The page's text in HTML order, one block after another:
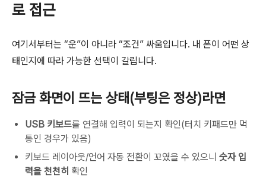
로 접근
여기서부터는 “운”이 아니라 “조건” 싸움입니다. 내 폰이 어떤 상
태인지에 따라 가능한 선택이 갈립니다.
잠금 화면이 뜨는 상태(부팅은 정상)라면
USB 키보드를 연결해 입력이 되는지 확인(터치 키패드만 먹
통인 경우가 있음)
키보드 레이아웃/언어 자동 전환이 꼬였을 수 있으니 숫자 입
력을 천천히 확인